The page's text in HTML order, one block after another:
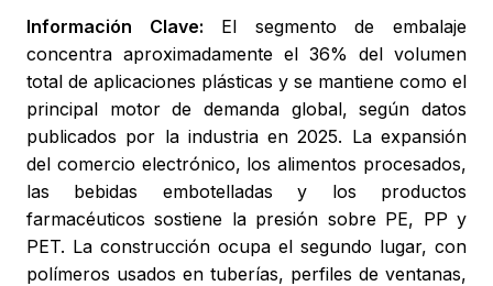
Información Clave: El segmento de embalaje
concentra aproximadamente el 36% del volumen
total de aplicaciones plásticas y se mantiene como el
principal motor de demanda global, según datos
publicados por la industria en 2025. La expansión
del comercio electrónico, los alimentos procesados,
las bebidas embotelladas y los productos
farmacéuticos sostiene la presión sobre PE, PP y
PET. La construcción ocupa el segundo lugar, con
polímeros usados en tuberías, perfiles de ventanas,